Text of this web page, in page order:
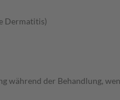
Dermatitis)
während der Behandlung,